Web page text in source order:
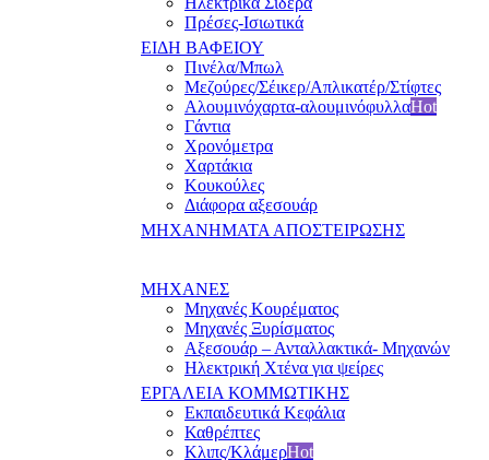
Πρέσες-Ισιωτικά
ΕΙΔΗ ΒΑΦΕΙΟΥ
Πινέλα/Μπωλ
Μεζούρες/Σέικερ/Απλικατέρ/Στίφτες
Αλουμινόχαρτα-αλουμινόφυλλαHot
Γάντια
Χρονόμετρα
Χαρτάκια
Κουκούλες
Διάφορα αξεσουάρ
ΜΗΧΑΝΗΜΑΤΑ ΑΠΟΣΤΕΙΡΩΣΗΣ
ΜΗΧΑΝΕΣ
Μηχανές Κουρέματος
Μηχανές Ξυρίσματος
Αξεσουάρ – Ανταλλακτικά- Μηχανών
Ηλεκτρική Χτένα για ψείρες
ΕΡΓΑΛΕΙΑ ΚΟΜΜΩΤΙΚΗΣ
Εκπαιδευτικά Κεφάλια
Καθρέπτες
Κλιπς/ΚλάμερHot